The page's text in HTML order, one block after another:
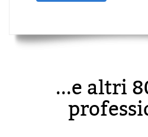
...e altri